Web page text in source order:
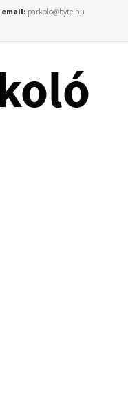
email: parkolo@byte.hu